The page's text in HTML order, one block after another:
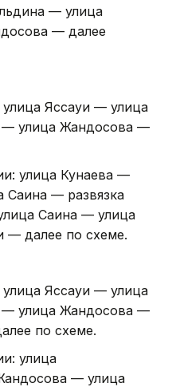
— улица
— далее
Яссауи — улица
улица Жандосова —
улица Кунаева —
Саина — развязка
Саина — улица
— далее по схеме.
Яссауи — улица
улица Жандосова —
по схеме.
улица
— улица